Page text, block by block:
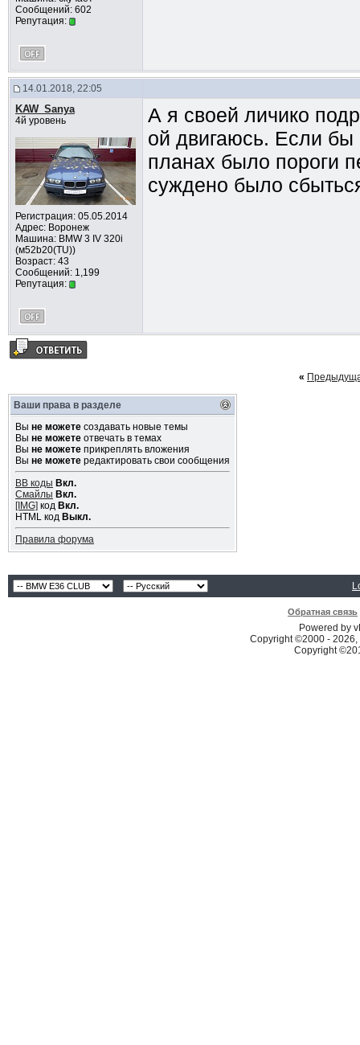
Сообщений: 602
Репутация:
14.01.2018, 22:05
KAW_Sanya
4й уровень
Регистрация: 05.05.2014
Адрес: Воронеж
Машина: BMW 3 IV 320i
(м52b20(TU))
Возраст: 43
Сообщений: 1,199
Репутация:
А я своей личико
ой двигаюсь. Если бы
планах было пороги
суждено было
«
Ваши права в разделе
Вы не можетесоздавать новые темы
Вы не можетеотвечать в темах
Вы не можетеприкреплять вложения
Вы не можетередактировать свои сообщения
BB коды Вкл.
Смайлы Вкл.
[IMG] код Вкл.
HTML код Выкл.
Правила форума
Обратная связь
Powered by
Copyright ©2000 -
Copyright